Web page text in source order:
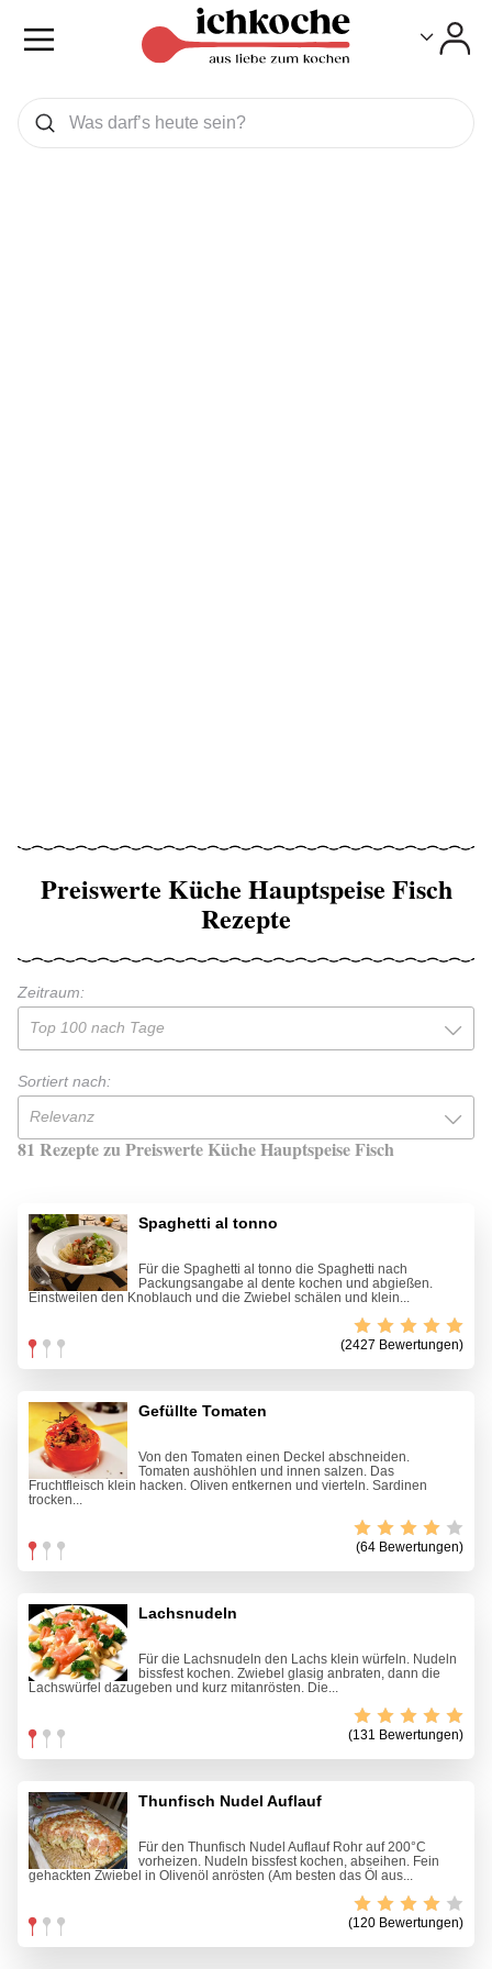
Was wollen Sie suchen
Suchen
Preiswerte Küche Hauptspeise Fisch
Rezepte
Zeitraum:
Top 100 nach Tage
Sortiert nach:
Relevanz
81 Rezepte zu Preiswerte Küche Hauptspeise Fisch
Spaghetti al tonno
Für die Spaghetti al tonno die Spaghetti nach
Packungsangabe al dente kochen und abgießen.
Einstweilen den Knoblauch und die Zwiebel schälen und klein...
(2427 Bewertungen)
Gefüllte Tomaten
Von den Tomaten einen Deckel abschneiden.
Tomaten aushöhlen und innen salzen. Das
Fruchtfleisch klein hacken. Oliven entkernen und vierteln. Sardinen
trocken...
(64 Bewertungen)
Lachsnudeln
Für die Lachsnudeln den Lachs klein würfeln. Nudeln
bissfest kochen. Zwiebel glasig anbraten, dann die
Lachswürfel dazugeben und kurz mitanrösten. Die...
(131 Bewertungen)
Thunfisch Nudel Auflauf
Für den Thunfisch Nudel Auflauf Rohr auf 200°C
vorheizen. Nudeln bissfest kochen, abseihen. Fein
gehackten Zwiebel in Olivenöl anrösten (Am besten das Öl aus...
(120 Bewertungen)